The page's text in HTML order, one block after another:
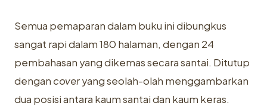
Semua pemaparan dalam buku ini dibungkus
sangat rapi dalam 180 halaman, dengan 24
pembahasan yang dikemas secara santai. Ditutup
dengan coveryang seolah-olah menggambarkan
dua posisi antara kaum santai dan kaum keras.